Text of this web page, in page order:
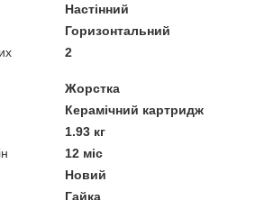
Настінний
Горизонтальний
2
Жорстка
Керамічний картридж
1.93 кг
12 міс
Новий
Гайка